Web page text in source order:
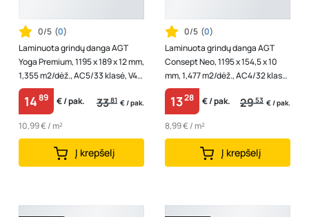
0/5 (0)
Laminuota grindų danga AGT
Yoga Premium, 1195 x 189 x 12 mm,
1,355 m2/dėž., AC5/33 klasė, V4,
"Namaste" spalvos
1489 € / pak. 3381 € / pak.
10,99 € / m²
Į krepšelį
0/5 (0)
Laminuota grindų danga AGT
Consept Neo, 1195 x 154,5 x 10
mm, 1,477 m2/dėž., AC4/32 klasė,
V4, spl. "Casella"
1328 € / pak. 2953 € / pak.
8,99 € / m²
Į krepšelį